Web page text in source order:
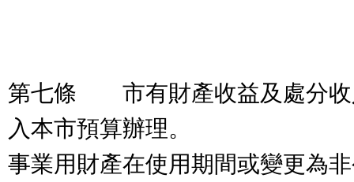
第七條 市有財產收益及處分收
入本市預算辦理。
事業用財產在使用期間或變更為